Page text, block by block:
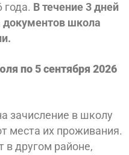
года. В течение 3 дней
документов школа
по 5 сентября 2026
зачисление в школу
места их проживания.
в другом районе,